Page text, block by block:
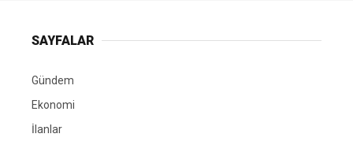
SAYFALAR
Gündem
Ekonomi
İlanlar